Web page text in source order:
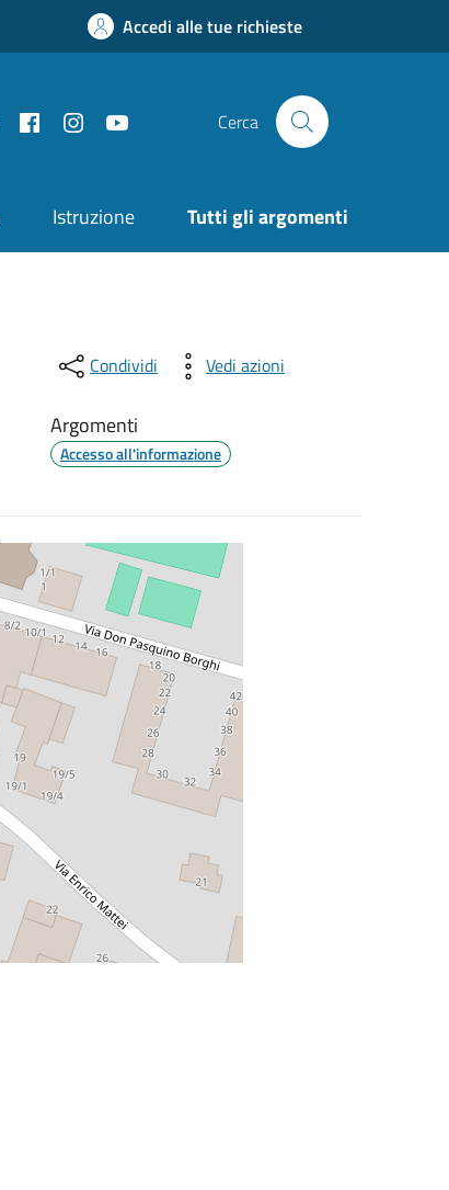
Accedi alle tue richieste
FacebookInstagram Cerca
Istruzione Tutti gli argomenti
Condividi Vedi azioni
Argomenti
Accesso all'informazione